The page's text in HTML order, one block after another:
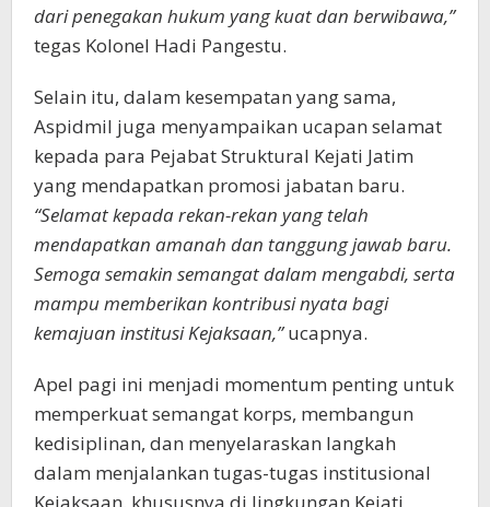
dari penegakan hukum yang kuat dan berwibawa,”
tegas Kolonel Hadi Pangestu.
Selain itu, dalam kesempatan yang sama,
Aspidmil juga menyampaikan ucapan selamat
kepada para Pejabat Struktural Kejati Jatim
yang mendapatkan promosi jabatan baru.
“Selamat kepada rekan-rekan yang telah
mendapatkan amanah dan tanggung jawab baru.
Semoga semakin semangat dalam mengabdi, serta
mampu memberikan kontribusi nyata bagi
kemajuan institusi Kejaksaan,”ucapnya.
Apel pagi ini menjadi momentum penting untuk
memperkuat semangat korps, membangun
kedisiplinan, dan menyelaraskan langkah
dalam menjalankan tugas-tugas institusional
Kejaksaan, khususnya di lingkungan Kejati